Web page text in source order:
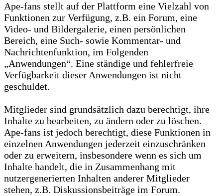
Ape-fans stellt auf der Plattform eine Vielzahl von
Funktionen zur Verfügung, z.B. ein Forum, eine
Video- und Bildergalerie, einen persönlichen
Bereich, eine Such- sowie Kommentar- und
Nachrichtenfunktion, im Folgenden
„Anwendungen“. Eine ständige und fehlerfreie
Verfügbarkeit dieser Anwendungen ist nicht
geschuldet.
Mitglieder sind grundsätzlich dazu berechtigt, ihre
Inhalte zu bearbeiten, zu ändern oder zu löschen.
Ape-fans ist jedoch berechtigt, diese Funktionen in
einzelnen Anwendungen jederzeit einzuschränken
oder zu erweitern, insbesondere wenn es sich um
Inhalte handelt, die in Zusammenhang mit
nutzergenerierten Inhalten anderer Mitglieder
stehen, z.B. Diskussionsbeiträge im Forum.